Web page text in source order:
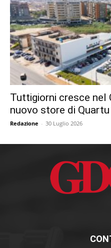
Tuttigiorni cresce nel
nuovo store di Quartu
Redazione - 30 Luglio 2026